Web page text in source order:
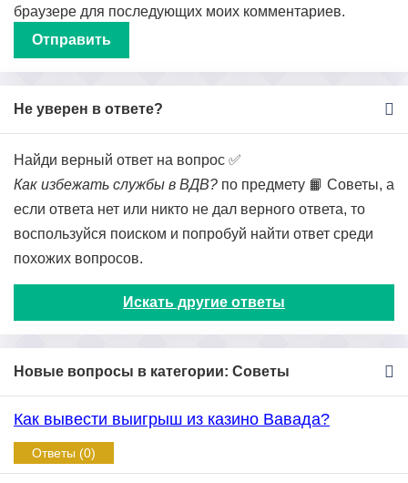
браузере для последующих моих комментариев.
Не уверен в ответе?
Найди верный ответ на вопрос ✅
Как избежать службы в ВДВ? по предмету 📙 Советы, а
если ответа нет или никто не дал верного ответа, то
воспользуйся поиском и попробуй найти ответ среди
похожих вопросов.
Искать другие ответы
Новые вопросы в категории: Советы
Как вывести выигрыш из казино Вавада?
Ответы (0)